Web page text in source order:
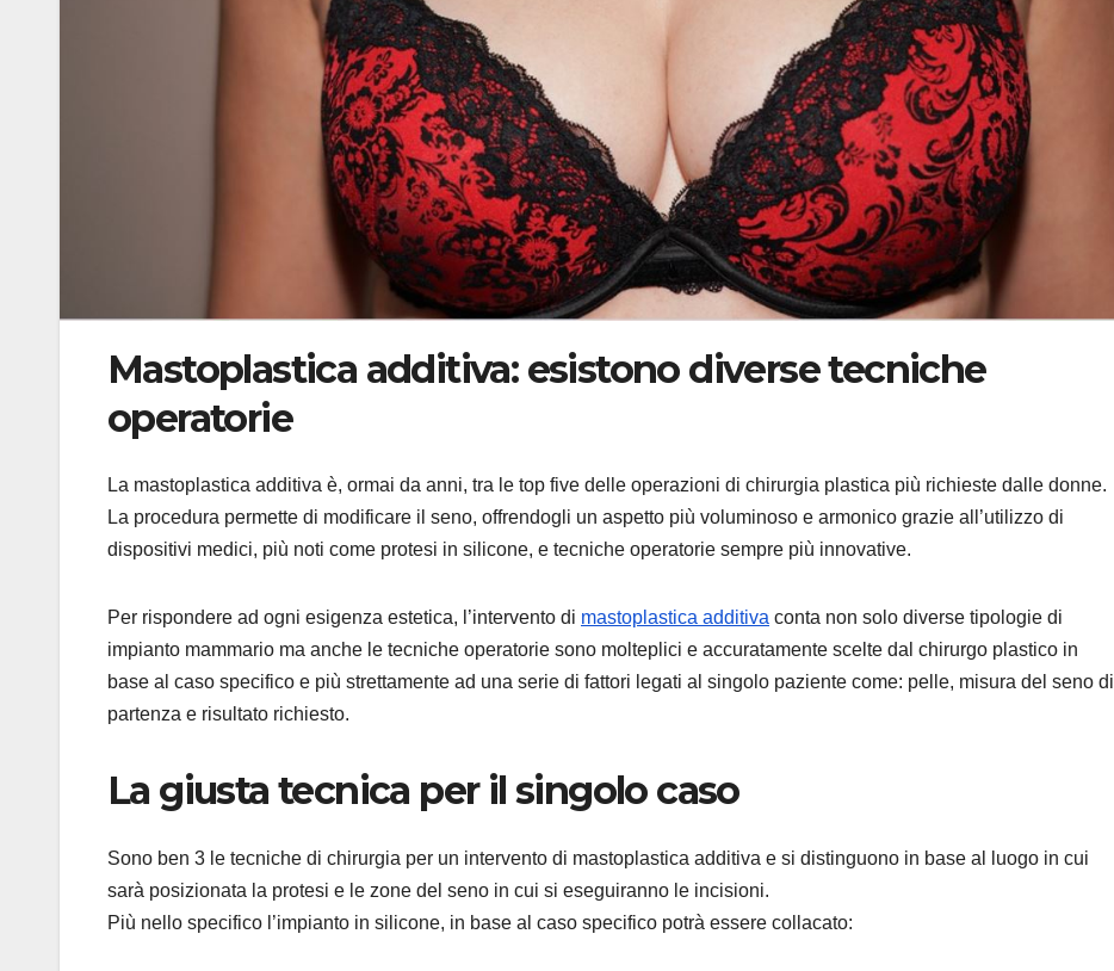
Mastoplastica additiva: esistono diverse tecniche
operatorie
La mastoplastica additiva è, ormai da anni, tra le top five delle operazioni di chirurgia plastica più richieste dalle donne.
La procedura permette di modificare il seno, offrendogli un aspetto più voluminoso e armonico grazie all’utilizzo di
dispositivi medici, più noti come protesi in silicone, e tecniche operatorie sempre più innovative.
Per rispondere ad ogni esigenza estetica, l’intervento di mastoplastica additiva conta non solo diverse tipologie di
impianto mammario ma anche le tecniche operatorie sono molteplici e accuratamente scelte dal chirurgo plastico in
base al caso specifico e più strettamente ad una serie di fattori legati al singolo paziente come: pelle, misura del seno di
partenza e risultato richiesto.
La giusta tecnica per il singolo caso
Sono ben 3 le tecniche di chirurgia per un intervento di mastoplastica additiva e si distinguono in base al luogo in cui
sarà posizionata la protesi e le zone del seno in cui si eseguiranno le incisioni.
Più nello specifico l’impianto in silicone, in base al caso specifico potrà essere collacato: